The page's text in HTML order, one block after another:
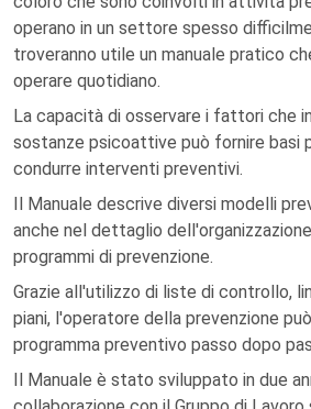
operano in un settore spesso
troveranno utile un manuale pratico
operare quotidiano.
La capacità di osservare i fattori che
sostanze psicoattive può fornire basi
condurre interventi preventivi.
Il Manuale descrive diversi modelli
anche nel dettaglio
programmi di prevenzione.
Grazie all'utilizzo di liste di controllo,
piani, l'operatore della prevenzione
programma preventivo passo dopo
Il Manuale è stato sviluppato in due